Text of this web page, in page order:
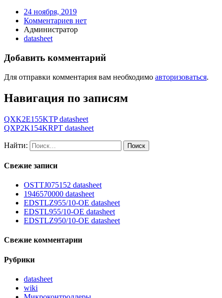
24 ноября, 2019
Комментариев нет
Администратор
datasheet
Добавить комментарий
Для отправки комментария вам необходимо авторизоваться.
Навигация по записям
QXK2E155KTP datasheet
QXP2K154KRPT datasheet
Найти:
Свежие записи
OSTTJ075152 datasheet
1946570000 datasheet
EDSTLZ955/10-OE datasheet
EDSTL955/10-OE datasheet
EDSTLZ950/10-OE datasheet
Свежие комментарии
Рубрики
datasheet
wiki